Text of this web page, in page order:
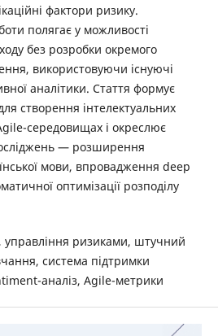
фактори ризику.
полягає у можливості
без розробки окремого
використовуючи існуючі
аналітики. Стаття формує
створення інтелектуальних
середовищах і окреслює
— розширення
мови, впровадження deep
оптимізації розподілу
управління ризиками, штучний
система підтримки
аналіз, Agile-метрики